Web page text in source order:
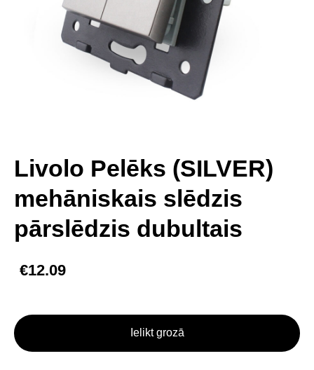
Livolo Pelēks (SILVER)
mehāniskais slēdzis
pārslēdzis dubultais
€12.09
Ielikt grozā